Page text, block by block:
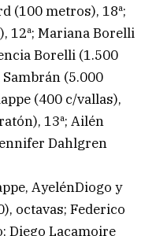
(100 metros), 18ª;
12ª; Mariana Borelli
Borelli (1.500
(5.000
(400 c/vallas),
13ª; Ailén
Dahlgren
AyelénDiogo y
octavas; Federico
Diego Lacamoire